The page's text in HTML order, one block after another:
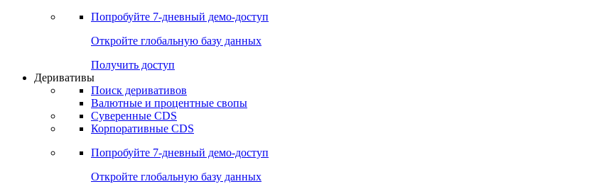
Попробуйте 7-дневный демо-доступ
Откройте глобальную базу данных
Получить доступ
Деривативы
Поиск деривативов
Валютные и процентные свопы
Суверенные CDS
Корпоративные CDS
Попробуйте 7-дневный демо-доступ
Откройте глобальную базу данных